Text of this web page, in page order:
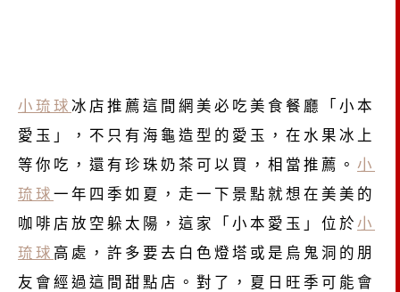
小琉球 冰店推薦這間網美必吃美食餐廳「小本
愛玉」，不只有海龜造型的愛玉，在水果冰上
等你吃，還有珍珠奶茶可以買，相當推薦。 小
琉球 一年四季如夏，走一下景點就想在美美的
咖啡店放空躲太陽，這家「小本愛玉」位於 小
琉球 高處，許多要去白色燈塔或是烏鬼洞的朋
友會經過這間甜點店。對了，夏日旺季可能會